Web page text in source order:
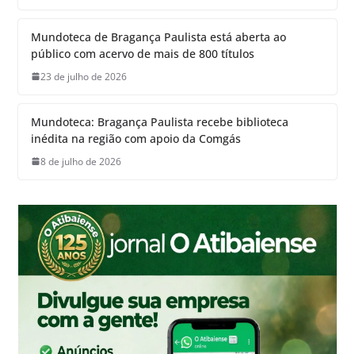
Mundoteca de Bragança Paulista está aberta ao
público com acervo de mais de 800 títulos
23 de julho de 2026
Mundoteca: Bragança Paulista recebe biblioteca
inédita na região com apoio da Comgás
8 de julho de 2026